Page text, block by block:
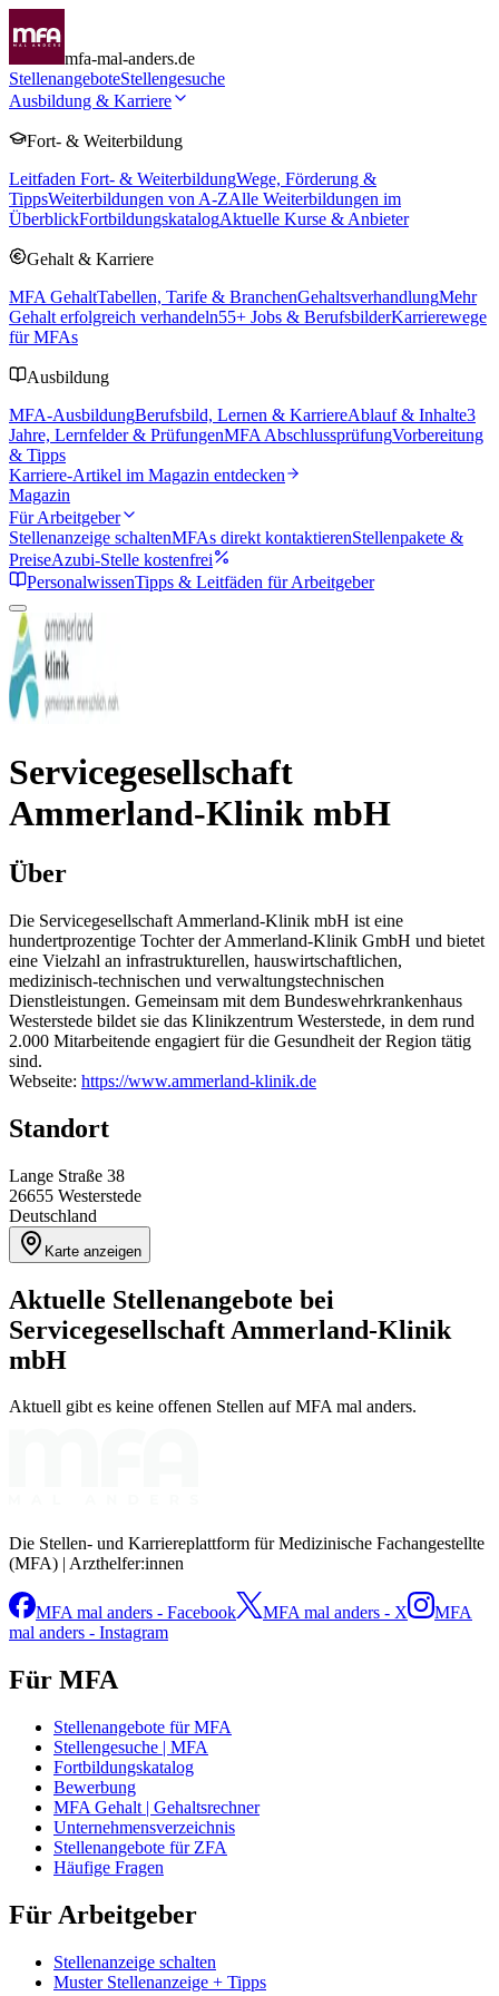
mfa-mal-anders.de
StellenangeboteStellengesuche
Ausbildung & Karriere
Fort- & Weiterbildung
Leitfaden Fort- & WeiterbildungWege, Förderung &
TippsWeiterbildungen von A-ZAlle Weiterbildungen im
ÜberblickFortbildungskatalogAktuelle Kurse & Anbieter
Gehalt & Karriere
MFA GehaltTabellen, Tarife & BranchenGehaltsverhandlungMehr
Gehalt erfolgreich verhandeln55+ Jobs & BerufsbilderKarrierewege
für MFAs
Ausbildung
MFA-AusbildungBerufsbild, Lernen & KarriereAblauf & Inhalte3
Jahre, Lernfelder & PrüfungenMFA AbschlussprüfungVorbereitung
& Tipps
Karriere-Artikel im Magazin entdecken
Magazin
Für Arbeitgeber
Stellenanzeige schaltenMFAs direkt kontaktierenStellenpakete &
PreiseAzubi-Stelle kostenfrei
PersonalwissenTipps & Leitfäden für Arbeitgeber
Servicegesellschaft
Ammerland-Klinik mbH
Über
Die Servicegesellschaft Ammerland-Klinik mbH ist eine
hundertprozentige Tochter der Ammerland-Klinik GmbH und bietet
eine Vielzahl an infrastrukturellen, hauswirtschaftlichen,
medizinisch-technischen und verwaltungstechnischen
Dienstleistungen. Gemeinsam mit dem Bundeswehrkrankenhaus
Westerstede bildet sie das Klinikzentrum Westerstede, in dem rund
2.000 Mitarbeitende engagiert für die Gesundheit der Region tätig
sind.
Webseite: https://www.ammerland-klinik.de
Standort
Lange Straße 38
26655 Westerstede
Deutschland
Karte anzeigen
Aktuelle Stellenangebote bei
Servicegesellschaft Ammerland-Klinik
mbH
Aktuell gibt es keine offenen Stellen auf MFA mal anders.
Die Stellen- und Karriereplattform für Medizinische Fachangestellte
(MFA) | Arzthelfer:innen
MFA mal anders - Facebook MFA mal anders - X
MFA
mal anders - Instagram
Für MFA
Stellenangebote für MFA
Stellengesuche | MFA
Fortbildungskatalog
Bewerbung
MFA Gehalt | Gehaltsrechner
Unternehmensverzeichnis
Stellenangebote für ZFA
Häufige Fragen
Für Arbeitgeber
Stellenanzeige schalten
Muster Stellenanzeige + Tipps